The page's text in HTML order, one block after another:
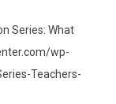
Series: What
wp-
Teachers-